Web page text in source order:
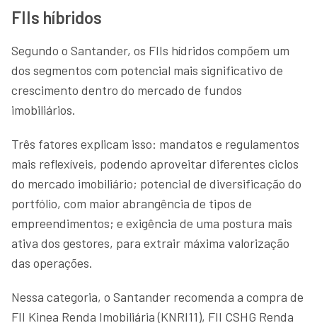
FIIs híbridos
Segundo o Santander, os FIIs hídridos compõem um
dos segmentos com potencial mais significativo de
crescimento dentro do mercado de fundos
imobiliários.
Três fatores explicam isso: mandatos e regulamentos
mais reflexíveis, podendo aproveitar diferentes ciclos
do mercado imobiliário; potencial de diversificação do
portfólio, com maior abrangência de tipos de
empreendimentos; e exigência de uma postura mais
ativa dos gestores, para extrair máxima valorização
das operações.
Nessa categoria, o Santander recomenda a compra de
FII Kinea Renda Imobiliária (KNRI11), FII CSHG Renda